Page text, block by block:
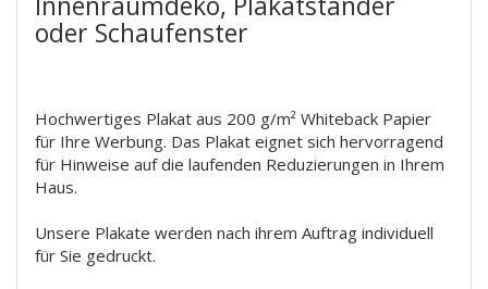
oder Schaufenster
Hochwertiges Plakat aus 200 g/m² Whiteback Papier
für Ihre Werbung. Das Plakat eignet sich hervorragend
für Hinweise auf die laufenden Reduzierungen in Ihrem
Haus.
Unsere Plakate werden nach ihrem Auftrag individuell
für Sie gedruckt.